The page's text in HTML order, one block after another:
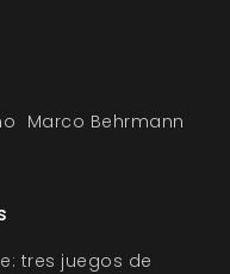
Marco Behrmann
tres juegos de